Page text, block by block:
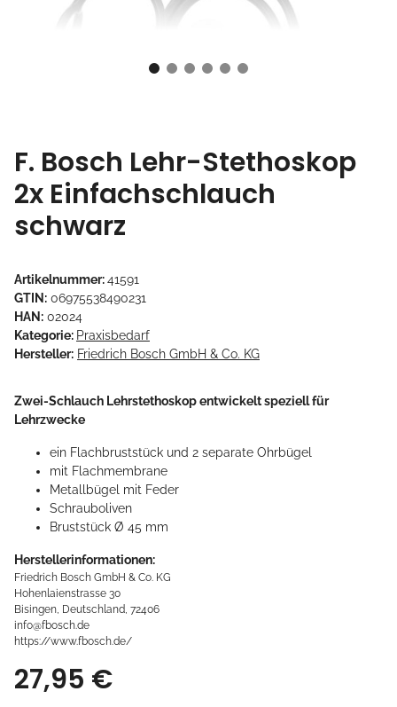
F. Bosch Lehr-Stethoskop
2x Einfachschlauch
schwarz
Artikelnummer:41591
GTIN: 06975538490231
HAN: 02024
Kategorie: Praxisbedarf
Hersteller: Friedrich Bosch GmbH & Co. KG
Zwei-Schlauch Lehrstethoskop entwickelt speziell für
Lehrzwecke
ein Flachbruststück und 2 separate Ohrbügel
mit Flachmembrane
Metallbügel mit Feder
Schrauboliven
Bruststück Ø 45 mm
Herstellerinformationen:
Friedrich Bosch GmbH & Co. KG
Hohenlaienstrasse 30
Bisingen, Deutschland, 72406
info@fbosch.de
https://www.fbosch.de/
27,95 €